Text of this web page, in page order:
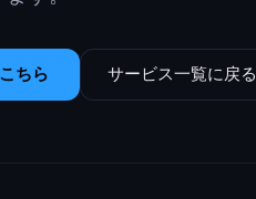
ちら サービス一覧に戻る